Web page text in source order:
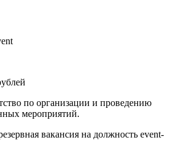
по организации и проведению
мероприятий.
вакансия на должность event-